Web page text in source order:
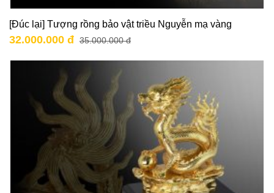
[Đúc lại] Tượng rồng bảo vật triều Nguyễn mạ vàng
32.000.000 đ 35.000.000 đ